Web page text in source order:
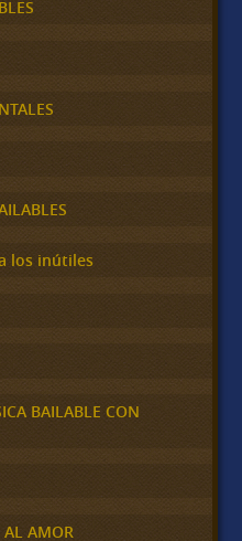
los inútiles
BAILABLE CON
AL AMOR